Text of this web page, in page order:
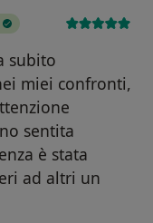
subito
miei confronti,
sentita
è stata
ad altri un